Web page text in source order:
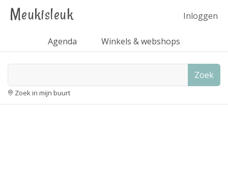
Meukisleuk Inloggen
Agenda Winkels & webshops
Zoek
Zoek in mijn buurt